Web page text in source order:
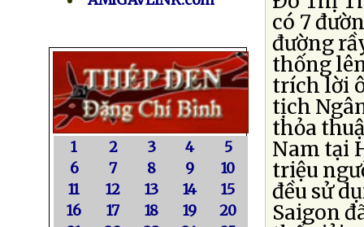
1 2 3 4
5
6
7 8 9
10
11
12 13 14
15
16
17 18 19
20
có 7
đường
thống
trích lời
tịch
thỏa
Nam tại
triệu
đều sử
Saigon